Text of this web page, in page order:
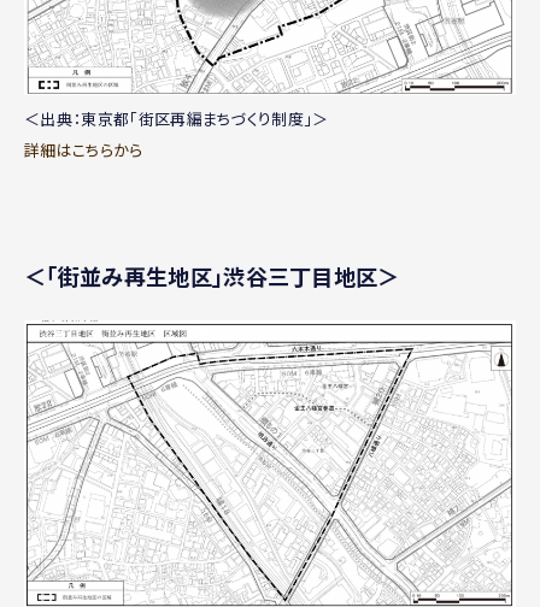
＜出典：東京都「街区再編まちづくり制度」＞
詳細はこちらから
＜「街並み再生地区」渋谷三丁目地区＞